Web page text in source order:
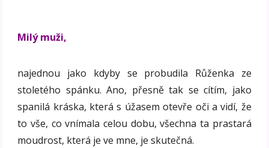
Milý muži,
najednou jako kdyby se probudila Růženka ze
stoletého spánku. Ano, přesně tak se cítím, jako
spanilá kráska, která s úžasem otevře oči a vidí, že
to vše, co vnímala celou dobu, všechna ta prastará
moudrost, která je ve mne, je skutečná.